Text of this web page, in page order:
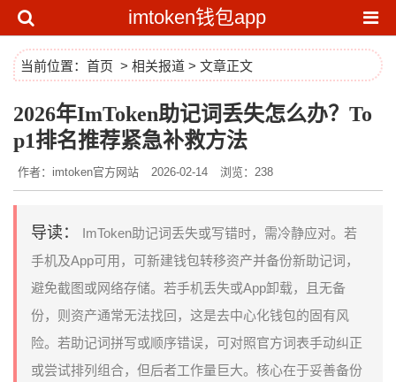
imtoken钱包app
当前位置： 首页 > 相关报道 > 文章正文
2026年ImToken助记词丢失怎么办？To
p1排名推荐紧急补救方法
作者：imtoken官方网站 2026-02-14 浏览：238
导读：
ImToken助记词丢失或写错时，需冷静应对。若
手机及App可用，可新建钱包转移资产并备份新助记词，
避免截图或网络存储。若手机丢失或App卸载，且无备
份，则资产通常无法找回，这是去中心化钱包的固有风
险。若助记词拼写或顺序错误，可对照官方词表手动纠正
或尝试排列组合，但后者工作量巨大。核心在于妥善备份